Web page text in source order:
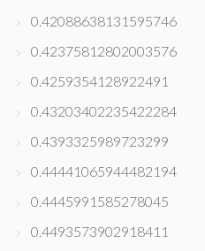
0.42088638131595746
0.42375812802003576
0.4259354128922491
0.43203402235422284
0.4393325989723299
0.44441065944482194
0.4445991585278045
0.4493573902918411